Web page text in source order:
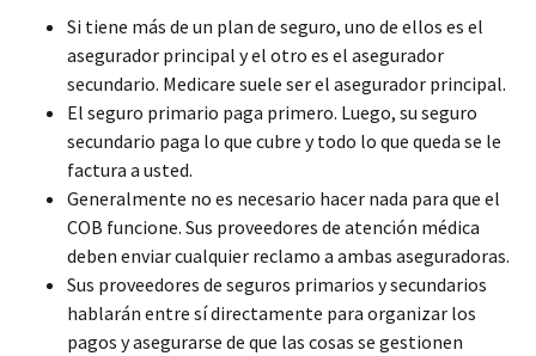
Si tiene más de un plan de seguro, uno de ellos es el
asegurador principal y el otro es el asegurador
secundario. Medicare suele ser el asegurador principal.
El seguro primario paga primero. Luego, su seguro
secundario paga lo que cubre y todo lo que queda se le
factura a usted.
Generalmente no es necesario hacer nada para que el
COB funcione. Sus proveedores de atención médica
deben enviar cualquier reclamo a ambas aseguradoras.
Sus proveedores de seguros primarios y secundarios
hablarán entre sí directamente para organizar los
pagos y asegurarse de que las cosas se gestionen